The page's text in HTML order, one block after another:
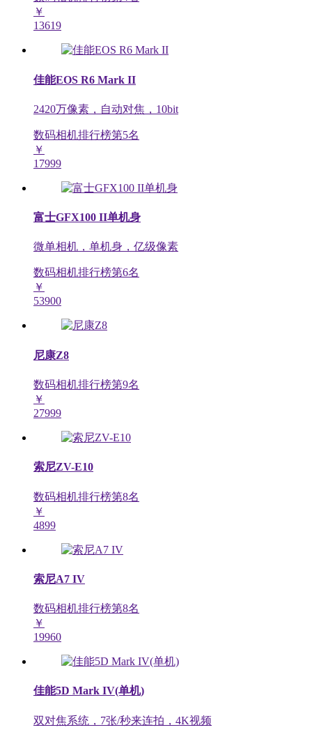
￥
13619
佳能EOS R6 Mark II
2420万像素，自动对焦，10bit
数码相机排行榜第5名
￥
17999
富士GFX100 II单机身
微单相机，单机身，亿级像素
数码相机排行榜第6名
￥
53900
尼康Z8
数码相机排行榜第9名
￥
27999
索尼ZV-E10
数码相机排行榜第8名
￥
4899
索尼A7 IV
数码相机排行榜第8名
￥
19960
佳能5D Mark IV(单机)
双对焦系统，7张/秒来连拍，4K视频